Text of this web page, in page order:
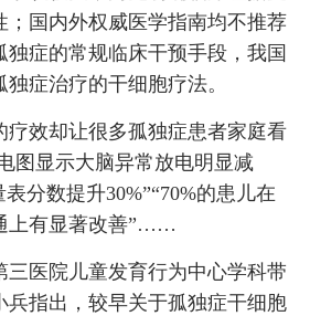
；国内外权威医学指南均不推荐
独症的常规临床干预手段，我国
症治疗的干细胞疗法。
疗效却让很多孤独症患者家庭看
图显示大脑异常放电明显减
分数提升30%”“70%的患儿在
上有显著改善”……
三医院儿童发育行为中心学科带
兵指出，较早关于孤独症干细胞